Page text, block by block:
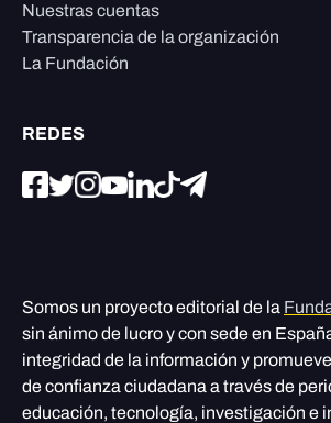
Nuestras cuentas
Transparencia de la organización
La Fundación
REDES
Somos un proyecto editorial de la
sin ánimo de lucro y con sede en
integridad de la información y
de confianza ciudadana a través de
educación, tecnología, investigación e